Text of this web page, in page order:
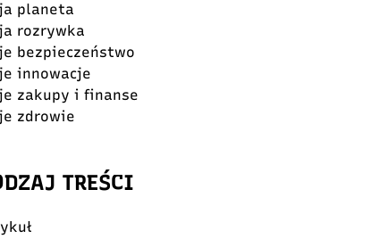
planeta
rozrywka
bezpieczeństwo
innowacje
zakupy i finanse
zdrowie
TREŚCI